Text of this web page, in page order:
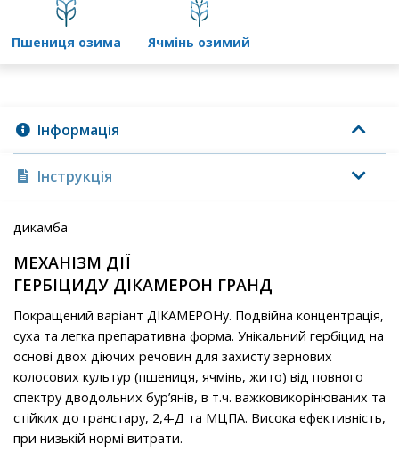
пшениця озима ячмінь озимий
Інформація
Інструкція
дикамба
МЕХАНІЗМ ДІЇ
ГЕРБІЦИДУ ДІКАМЕРОН ГРАНД
Покращений варіант ДІКАМЕРОНу. Подвійна концентрація,
суха та легка препаративна форма. Унікальний гербіцид на
основі двох діючих речовин для захисту зернових
колосових культур (пшениця, ячмінь, жито) від повного
спектру дводольних бур’янів, в т.ч. важковикорінюваних та
стійких до гранстару, 2,4-Д та МЦПА. Висока ефективність,
при низькій нормі витрати.